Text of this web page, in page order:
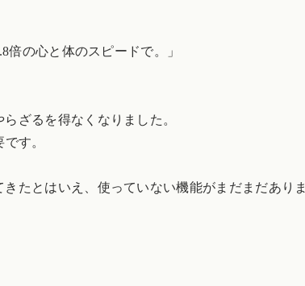
の心と体のスピードで。」
ざるを得なくなりました。
す。
たとはいえ、使っていない機能がまだまだありま